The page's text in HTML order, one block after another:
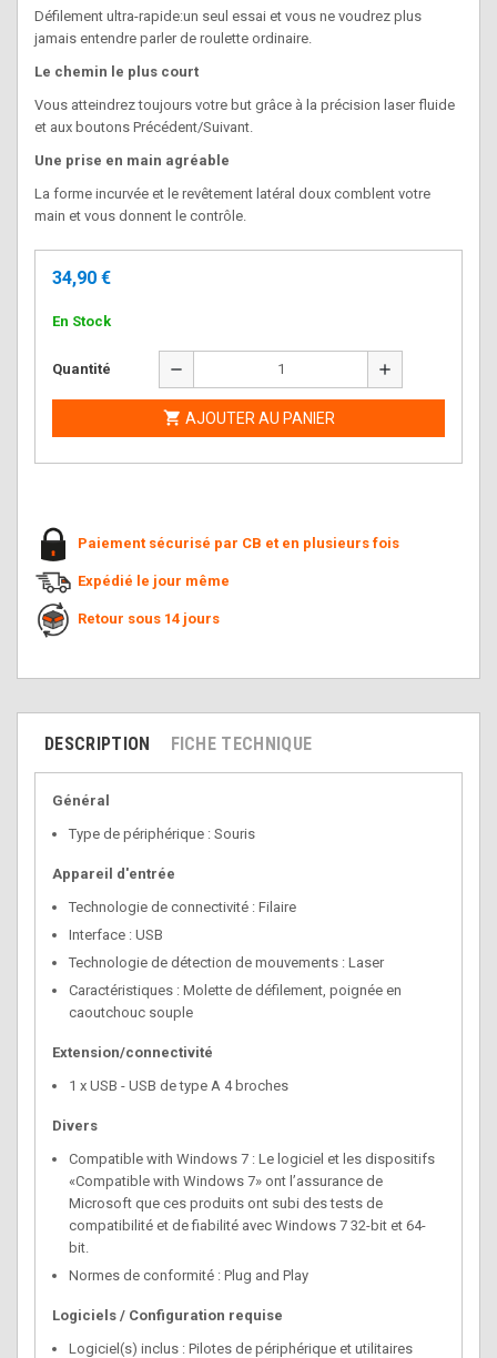
Défilement ultra-rapide:un seul essai et vous ne voudrez plus
jamais entendre parler de roulette ordinaire.
Le chemin le plus court
Vous atteindrez toujours votre but grâce à la précision laser fluide
et aux boutons Précédent/Suivant.
Une prise en main agréable
La forme incurvée et le revêtement latéral doux comblent votre
main et vous donnent le contrôle.
34,90 €
En Stock
Quantité remove add
 AJOUTER AU PANIER
Paiement sécurisé par CB et en plusieurs fois
Expédié le jour même
Retour sous 14 jours
DESCRIPTION FICHE TECHNIQUE
Général
Type de périphérique : Souris
Appareil d'entrée
Technologie de connectivité : Filaire
Interface : USB
Technologie de détection de mouvements : Laser
Caractéristiques : Molette de défilement, poignée en
caoutchouc souple
Extension/connectivité
1 x USB - USB de type A 4 broches
Divers
Compatible with Windows 7 : Le logiciel et les dispositifs
«Compatible with Windows 7» ont l’assurance de
Microsoft que ces produits ont subi des tests de
compatibilité et de fiabilité avec Windows 7 32-bit et 64-
bit.
Normes de conformité : Plug and Play
Logiciels / Configuration requise
Logiciel(s) inclus : Pilotes de périphérique et utilitaires